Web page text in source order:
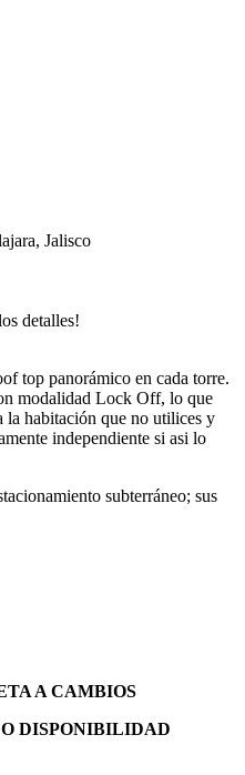
Jalisco
detalles!
top panorámico en cada torre.
modalidad Lock Off, lo que
la habitación que no utilices y
independiente si asi lo
subterráneo; sus
A CAMBIOS
DISPONIBILIDAD